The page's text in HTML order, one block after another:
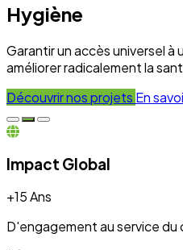
+10k
Bénéficiaires directs de nos
Engagement
Transparence et
Expertise